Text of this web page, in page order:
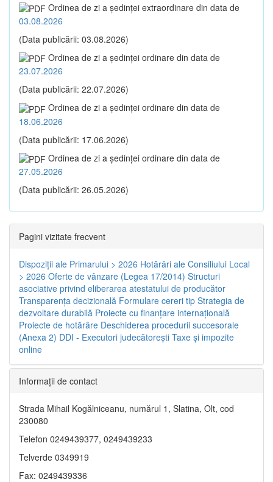
Ordinea de zi a şedinţei extraordinare din data de
03.08.2026
(Data publicării: 03.08.2026)
Ordinea de zi a şedinţei ordinare din data de
23.07.2026
(Data publicării: 22.07.2026)
Ordinea de zi a şedinţei ordinare din data de
18.06.2026
(Data publicării: 17.06.2026)
Ordinea de zi a şedinţei ordinare din data de
27.05.2026
(Data publicării: 26.05.2026)
Pagini vizitate frecvent
Dispoziţii ale Primarului > 2026 Hotărâri ale Consiliului Local
> 2026 Oferte de vânzare (Legea 17/2014) Structuri
asociative privind eliberarea atestatului de producător
Transparenţa decizională Formulare cereri tip Strategia de
dezvoltare durabilă Proiecte cu finanţare internaţională
Proiecte de hotărâre Deschiderea procedurii succesorale
(Anexa 2) DDI - Executori judecătorești Taxe şi impozite
online
Informaţii de contact
Strada Mihail Kogălniceanu, numărul 1, Slatina, Olt, cod
230080
Telefon 0249439377, 0249439233
Telverde 0349919
Fax: 0249439336